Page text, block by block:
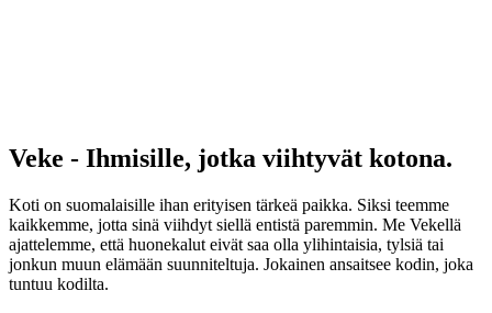
Veke - Ihmisille, jotka viihtyvät kotona.
Koti on suomalaisille ihan erityisen tärkeä paikka. Siksi teemme
kaikkemme, jotta sinä viihdyt siellä entistä paremmin. Me Vekellä
ajattelemme, että huonekalut eivät saa olla ylihintaisia, tylsiä tai
jonkun muun elämään suunniteltuja. Jokainen ansaitsee kodin, joka
tuntuu kodilta.